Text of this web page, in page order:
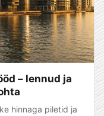
– lennud ja
hinnaga piletid ja